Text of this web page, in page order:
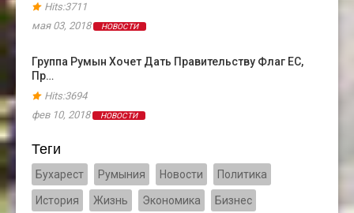
Hits:3711
мая 03, 2018
НОВОСТИ
Группа Румын Хочет Дать Правительству Флаг ЕС,
Пр…
Hits:3694
фев 10, 2018
НОВОСТИ
Теги
Бухарест Румыния Новости Политика
История Жизнь Экономика Бизнес